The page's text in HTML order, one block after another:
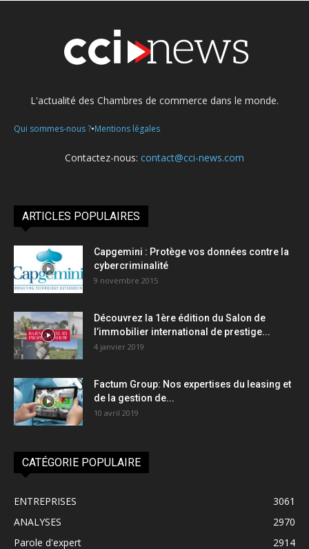
L'actualité des Chambres de commerce dans le monde.
Qui sommes-nous ?•Mentions légales
Contactez-nous: contact@cci-news.com
ARTICLES POPULAIRES
Capgemini : Protège vos données contre la
cybercriminalité
9 novembre 2015
Découvrez la 1ère édition du Salon de
l’immobilier international de prestige...
4 janvier 2019
Factum Group: Nos expertises du leasing et
de la gestion de...
10 avril 2019
CATÉGORIE POPULAIRE
ENTREPRISES
3061
ANALYSES
2970
Parole d'expert
2914